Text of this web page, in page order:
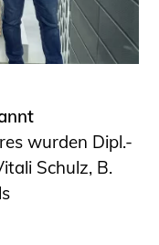
wurden Dipl.-
Schulz, B.